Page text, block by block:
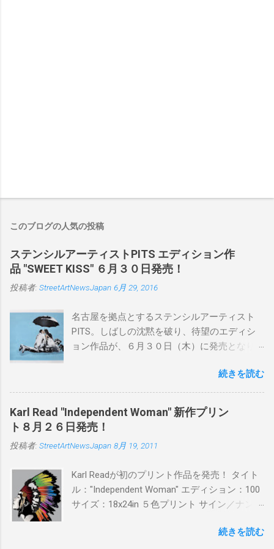
このブログの人気の投稿
ステンシルアーティストPITS エディション作
品 "SWEET KISS" ６月３０日発売！
投稿者: StreetArtNewsJapan 6月 29, 2016
名古屋を拠点とするステンシルアーティスト
PITS。しばしの沈黙を破り、待望のエディシ
ョン作品が、６月３０日（木）に発売となり
品に落とし込むスタイルは今作でも健在。(
PITSの過去記事はこちらから ) 発売日：6月30
日(木)19時 タイトル：SWEET KISS カラー：
BLUE/MINT GREEN/PINK/YELLOW エディショ
ン：各色５ サイズ：800mm × 550mm 価格：
¥16,000(¥17,280) 購入は、 こちら から
続きを読む
Karl Read "Independent Woman" 新作プリン
ト８月２６日発売！
投稿者: StreetArtNewsJapan 8月 19, 2011
Karl Readが初のプリント作品を発売！ タイト
ル："Independent Woman" エディション：100
サイズ：18x24in ５色プリント サイン／ナンバ
ドフィニッシュバージョン（エディション：
続きを読む